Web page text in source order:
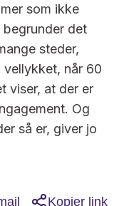
som ikke
det
steder,
når 60
viser, at der er
Og
så er, giver jo
Kopier link